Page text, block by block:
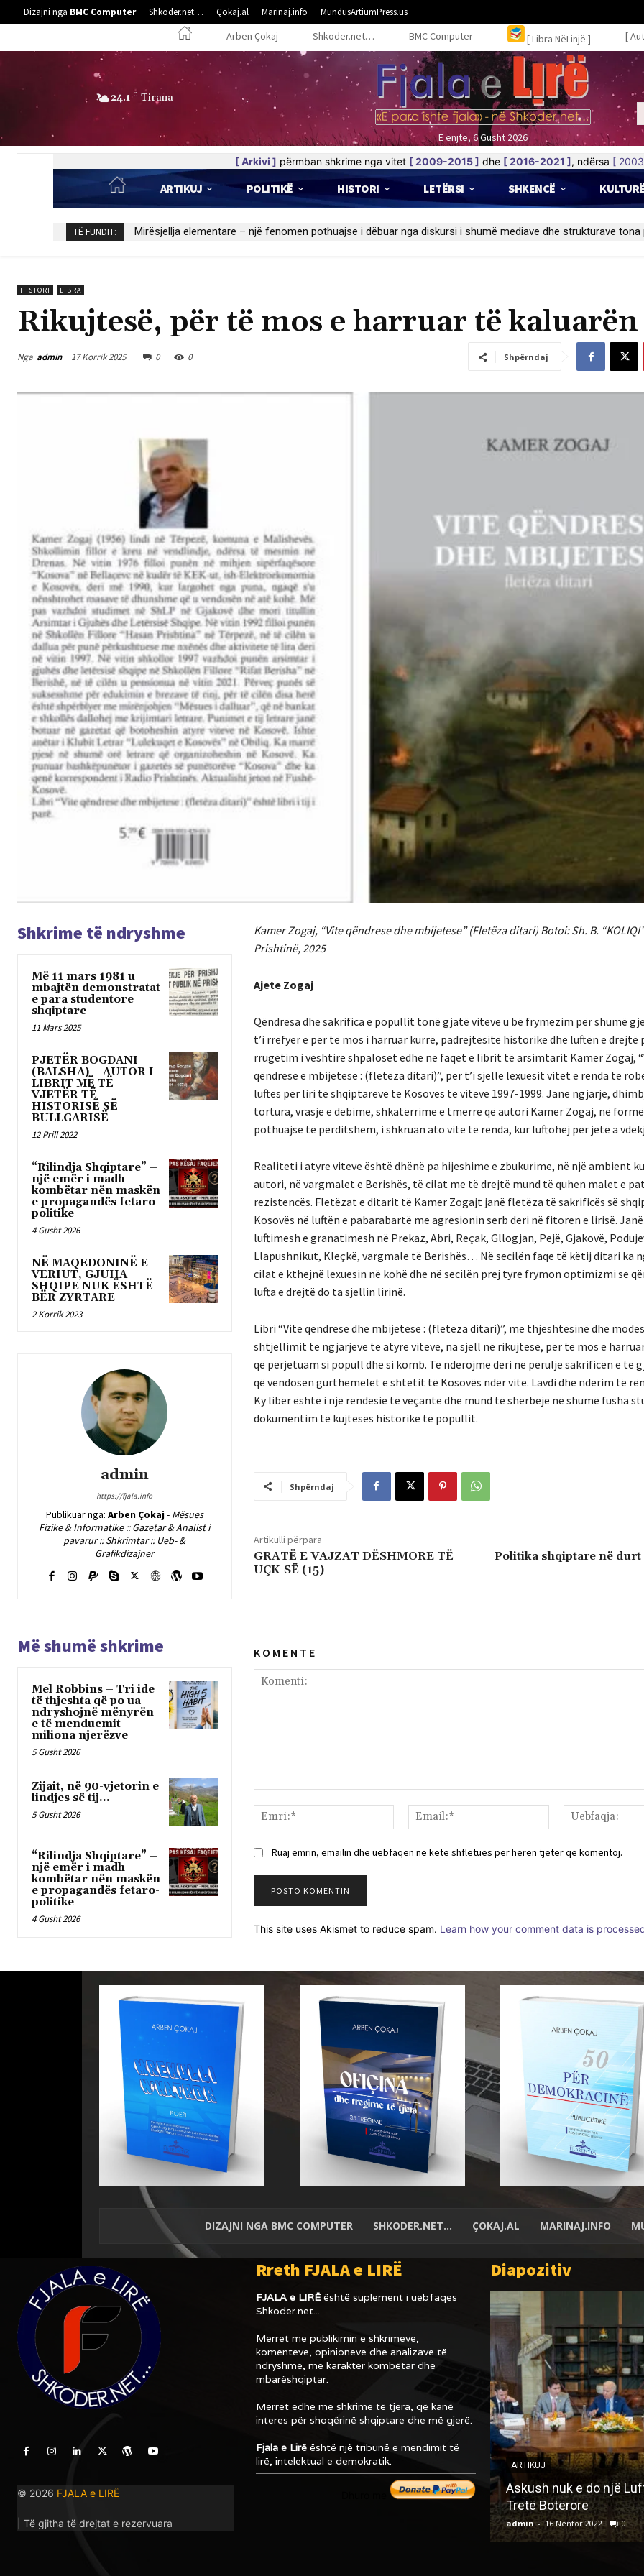
Dizajni nga BMC Computer Shkoder.net… Çokaj.al Marinaj.info MundusArtiumPress.us
Arben Çokaj Shkoder.net… BMC Computer [ Libra NëLinjë ] [
24.1 C Tirana
E enjte, 6 Gusht 2026
[ Arkivi ] përmban shkrime nga vitet [ 2009-2015 ] dhe [ 2016-2021 ], ndërsa [
ARTIKUJ POLITIKË HISTORI LETËRSI SHKENCË KULTURË
TË FUNDIT: Kedhi i kulakut
HISTORI LIBRA
Rikujtesë, për të mos e harruar të kaluarën
Nga admin 17 Korrik 2025 0 0 Shpërndaj
Shkrime të ndryshme
Më 11 mars 1981 u
mbajtën demonstratat
e para studentore
shqiptare
11 Mars 2025
PJETËR BOGDANI
(BALSHA) – AUTOR I
LIBRIT MË TË
VJETËR TË
HISTORISË SË
BULLGARISË
12 Prill 2022
“Rilindja Shqiptare” –
një emër i madh
kombëtar nën maskën
e propagandës fetaro-
politike
4 Gusht 2026
NË MAQEDONINË E
VERIUT, GJUHA
SHQIPE NUK ËSHTË
BËR ZYRTARE
2 Korrik 2023
admin
https://fjala.info
Publikuar nga: Arben Çokaj- Mësues
Fizike & Informatike :: Gazetar & Analist i
pavarur :: Shkrimtar :: Ueb- &
Grafikdizajner
Kamer Zogaj, “Vite qëndrese dhe mbijetese” (Fletëza ditari) Botoi: Sh. B. “KOLIQI”
Prishtinë, 2025
Ajete Zogaj
Qëndresa dhe sakrifica e popullit tonë gjatë viteve u bë frymëzim për shumë
t’i rrëfyer e për të mos i harruar kurrë, padrejtësitë historike dhe luftën e drejtë
rrugëtim i vështirë shpaloset edhe në faqet e librit të arsimtarit Kamer Zogaj,
qëndrese e mbijetese : (fletëza ditari)”, për t’i sjellë lexuesit vitet e rënda të
luftës për liri të shqiptarëve të Kosovës të viteve 1997-1999. Janë ngjarje,
tortura, vrasje e dëbime, shkatërrime e tmerre që autori Kamer Zogaj, në
pothuajse të përditshëm, i shkruan ato vite të rënda, kur luftohej për jetë a
Realiteti i atyre viteve është dhënë pa hijeshime e zbukurime, në një ambient
autori, në vargmalet e Berishës, të cilat me të drejtë mund të quhen malet e
rezistencës. Fletëzat e ditarit të Kamer Zogajt janë fletëza të sakrificës së
Kosovës në luftën e pabarabartë me agresionin serb deri në fitoren e lirisë.
luftimesh e granatimesh në Prekaz, Abri, Reçak, Gllogjan, Pejë, Gjakovë,
Llapushnikut, Kleçkë, vargmale të Berishës… Në secilën faqe të këtij ditari ka
cilat e kthejnë lexuesin në kohë dhe në secilën prej tyre frymon optimizmi se
lufta e drejtë do ta sjellin lirinë.
Libri “Vite qëndrese dhe mbijetese : (fletëza ditari)”, me thjeshtësinë dhe
shtjellimit të ngjarjeve të atyre viteve, na sjell në rikujtesë, për të mos e
që përjetuam si popull dhe si komb. Të nderojmë deri në përulje sakrificën e të
që vendosen gurthemelet e shtetit të Kosovës ndër vite. Lavdi dhe nderim të
Ky libër është i një rëndësie të veçantë dhe mund të shërbejë në shumë fusha
dokumentim të kujtesës historike të popullit.
Shpërndaj
Artikulli përpara
GRATË E VAJZAT DËSHMORE TË
UÇK-SË (15)
Politika shqiptare në durt
Më shumë shkrime
Mel Robbins – Tri ide
të thjeshta që po ua
ndryshojnë mënyrën
e të menduemit
miliona njerëzve
5 Gusht 2026
Zijait, në 90-vjetorin e
lindjes së tij…
5 Gusht 2026
“Rilindja Shqiptare” –
një emër i madh
kombëtar nën maskën
e propagandës fetaro-
politike
4 Gusht 2026
K O M E N T E
Emri:*
Email:*
Ruaj emrin, emailin dhe uebfaqen në këtë shfletues për herën tjetër që komentoj.
This site uses Akismet to reduce spam. Learn how your comment data is
DIZAJNI NGA BMC COMPUTER SHKODER.NET… ÇOKAJ.AL MARINAJ.INFO
© 2026 FJALA e LIRË
| Të gjitha të drejtat e rezervuara
Rreth FJALA e LIRË
FJALA e LIRËështë suplement i uebfaqes
Shkoder.net...
Merret me publikimin e shkrimeve,
komenteve, opinioneve dhe analizave të
ndryshme, me karakter kombëtar dhe
mbarëshqiptar.
Merret edhe me shkrime të tjera, që kanë
interes për shoqërinë shqiptare dhe më gjerë.
Fjala e Lirëështë një tribunë e mendimit të
lirë, intelektual e demokratik.
Diapozitiv
ARTIKUJ
Askush nuk e do një
Tretë Botërore
admin - 16 Nëntor 2022 0